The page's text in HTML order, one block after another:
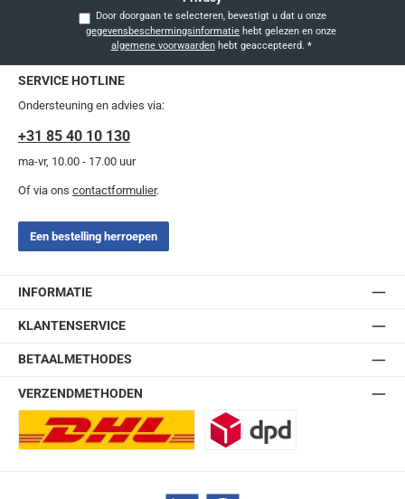
Door doorgaan te selecteren, bevestigt u dat u onze
gegevensbeschermingsinformatie
algemene voorwaardenhebt geaccepteerd. *
SERVICE HOTLINE
Ondersteuning en advies via:
+31 85 40 10 130
ma-vr, 10.00 - 17.00 uur
Of via ons contactformulier.
Een bestelling herroepen
INFORMATIE
KLANTENSERVICE
BETAALMETHODES
VERZENDMETHODEN